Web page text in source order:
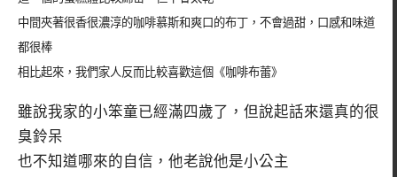
中間夾著很香很濃淳的咖啡慕斯和爽口的布丁，不會過甜，口感和味道
都很棒
相比起來，我們家人反而比較喜歡這個《咖啡布蕾》
雖說我家的小笨童已經滿四歲了，但說起話來還真的很
臭鈴呆
也不知道哪來的自信，他老說他是小公主